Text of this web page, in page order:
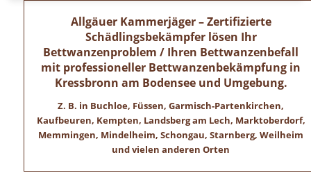
Allgäuer Kammerjäger – Zertifizierte
Schädlingsbekämpfer lösen Ihr
Bettwanzenproblem / Ihren Bettwanzenbefall
mit professioneller Bettwanzenbekämpfung in
Kressbronn am Bodensee und Umgebung.
Z. B. in Buchloe, Füssen, Garmisch-Partenkirchen,
Kaufbeuren, Kempten, Landsberg am Lech, Marktoberdorf,
Memmingen, Mindelheim, Schongau, Starnberg, Weilheim
und vielen anderen Orten